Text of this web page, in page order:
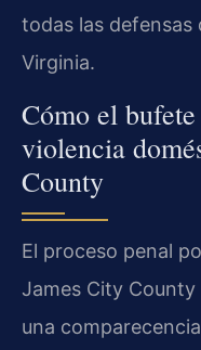
todas las defensas
Virginia.
Cómo el
violencia
County
El proceso penal
James City
una